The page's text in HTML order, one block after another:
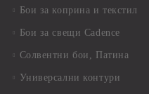
Бои за коприна и текстил
Бои за свещи Cadence
Солвентни бои, Патина
Универсални контури